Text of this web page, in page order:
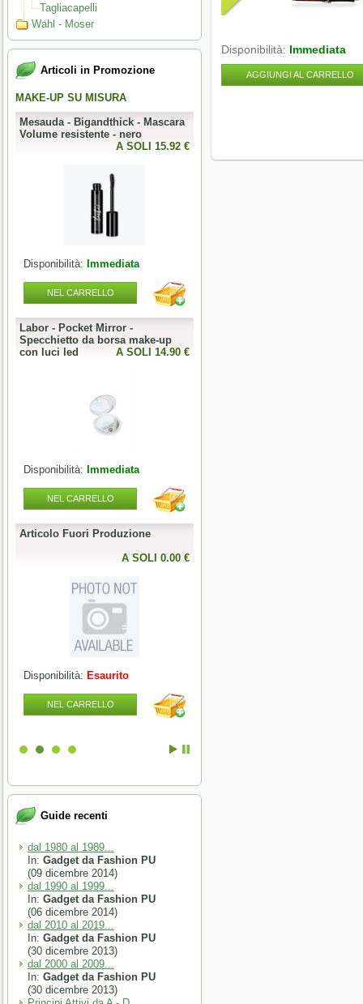
Tagliacapelli
Wahl - Moser
Articoli in Promozione
MAKE-UP SU MISURA
Mesauda - Bigandthick - Mascara
Volume resistente - nero
A SOLI 15.92 €
Disponibilità: Immediata
NEL CARRELLO
Labor - Pocket Mirror -
Specchietto da borsa make-up
con luci led
A SOLI 14.90 €
Disponibilità: Immediata
NEL CARRELLO
Articolo Fuori Produzione
A SOLI 0.00 €
Disponibilità: Esaurito
NEL CARRELLO
Guide recenti
dal 1980 al 1989...
In: Gadget da Fashion PU
(09 dicembre 2014)
dal 1990 al 1999...
In: Gadget da Fashion PU
(06 dicembre 2014)
dal 2010 al 2019...
In: Gadget da Fashion PU
(30 dicembre 2013)
dal 2000 al 2009...
In: Gadget da Fashion PU
(30 dicembre 2013)
Disponibilità: Immediata
AGGIUNGI AL CARRELLO